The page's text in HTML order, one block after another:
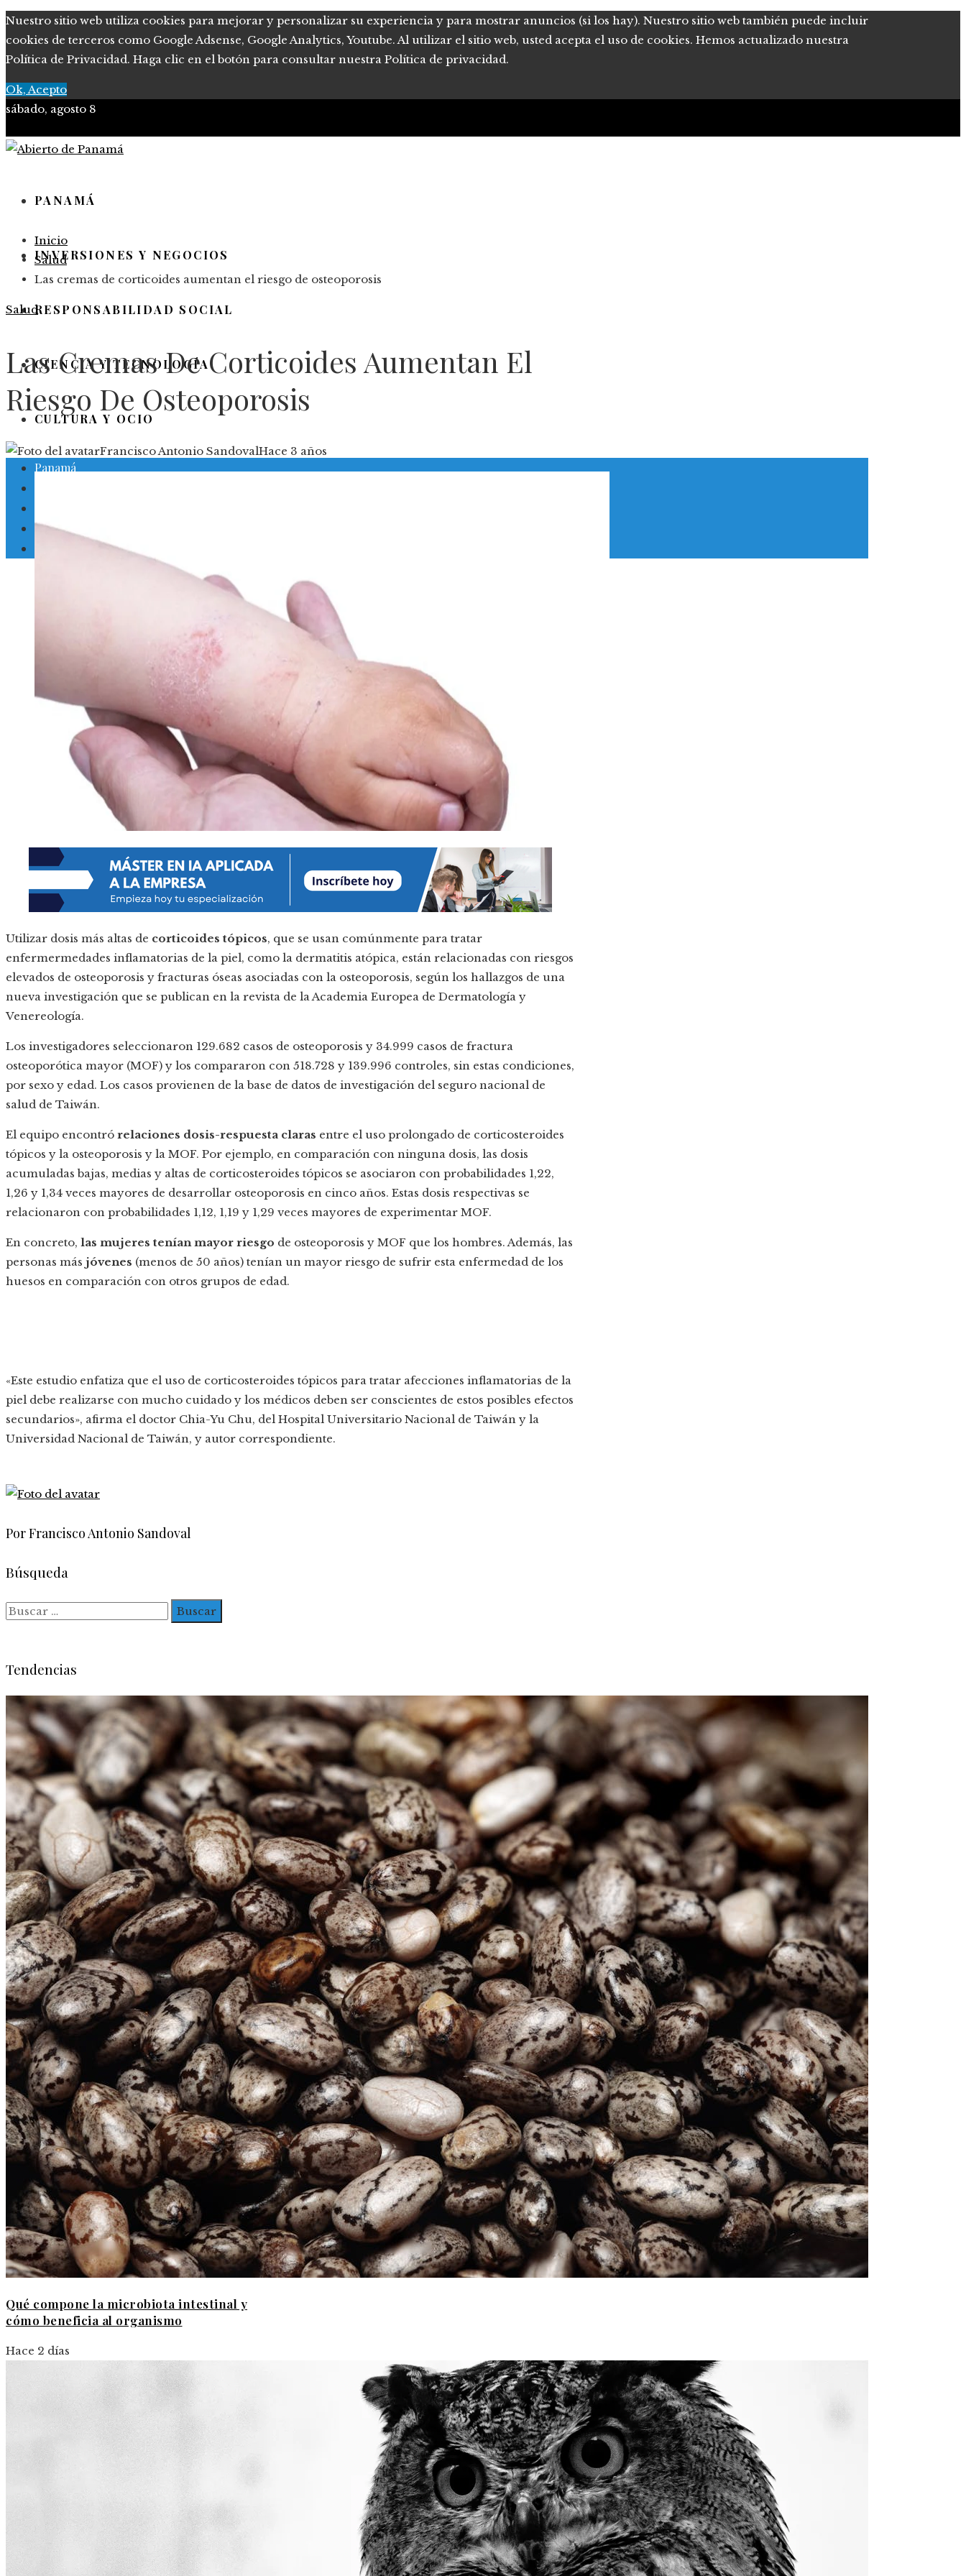
Nuestro sitio web utiliza cookies para mejorar y personalizar su experiencia y para mostrar anuncios (si los hay). Nuestro sitio web también puede incluir
cookies de terceros como Google Adsense, Google Analytics, Youtube. Al utilizar el sitio web, usted acepta el uso de cookies. Hemos actualizado nuestra
Política de Privacidad. Haga clic en el botón para consultar nuestra Política de privacidad.
Ok, Acepto
sábado, agosto 8
PANAMÁ
INVERSIONES Y NEGOCIOS
RESPONSABILIDAD SOCIAL
CIENCIA Y TECNOLOGÍA
CULTURA Y OCIO
Panamá
Ciencia y tecnología
Cultura y ocio
Inicio
Salud
Las cremas de corticoides aumentan el riesgo de osteoporosis
Salud
Las Cremas De Corticoides Aumentan El
Riesgo De Osteoporosis
Francisco Antonio SandovalHace 3 años
Utilizar dosis más altas de corticoides tópicos, que se usan comúnmente para tratar
enfermermedades inflamatorias de la piel, como la dermatitis atópica, están relacionadas con riesgos
elevados de osteoporosis y fracturas óseas asociadas con la osteoporosis, según los hallazgos de una
nueva investigación que se publican en la revista de la Academia Europea de Dermatología y
Venereología.
Los investigadores seleccionaron 129.682 casos de osteoporosis y 34.999 casos de fractura
osteoporótica mayor (MOF) y los compararon con 518.728 y 139.996 controles, sin estas condiciones,
por sexo y edad. Los casos provienen de la base de datos de investigación del seguro nacional de
salud de Taiwán.
El equipo encontró relaciones dosis-respuesta claras entre el uso prolongado de corticosteroides
tópicos y la osteoporosis y la MOF. Por ejemplo, en comparación con ninguna dosis, las dosis
acumuladas bajas, medias y altas de corticosteroides tópicos se asociaron con probabilidades 1,22,
1,26 y 1,34 veces mayores de desarrollar osteoporosis en cinco años. Estas dosis respectivas se
relacionaron con probabilidades 1,12, 1,19 y 1,29 veces mayores de experimentar MOF.
En concreto, las mujeres tenían mayor riesgo de osteoporosis y MOF que los hombres. Además, las
personas más jóvenes (menos de 50 años) tenían un mayor riesgo de sufrir esta enfermedad de los
huesos en comparación con otros grupos de edad.
«Este estudio enfatiza que el uso de corticosteroides tópicos para tratar afecciones inflamatorias de la
piel debe realizarse con mucho cuidado y los médicos deben ser conscientes de estos posibles efectos
secundarios», afirma el doctor Chia-Yu Chu, del Hospital Universitario Nacional de Taiwán y la
Universidad Nacional de Taiwán, y autor correspondiente.
Por Francisco Antonio Sandoval
Búsqueda
Buscar:
Tendencias
Qué compone la microbiota intestinal y
cómo beneficia al organismo
Hace 2 días